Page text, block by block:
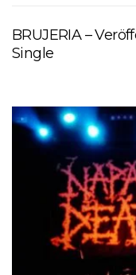
BRUJERIA –
Single